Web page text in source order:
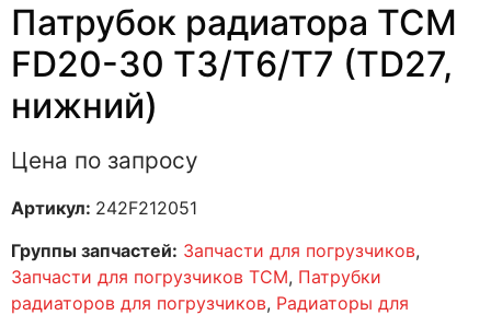
Патрубок радиатора TCM
FD20-30 T3/T6/T7 (TD27,
нижний)
Цена по запросу
Артикул: 242F212051
Группы запчастей: Запчасти для погрузчиков,
Запчасти для погрузчиков TCM, Патрубки
радиаторов для погрузчиков, Радиаторы для